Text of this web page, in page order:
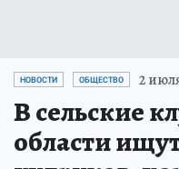
НОВОСТИ ОБЩЕСТВО 2
В сельские
области